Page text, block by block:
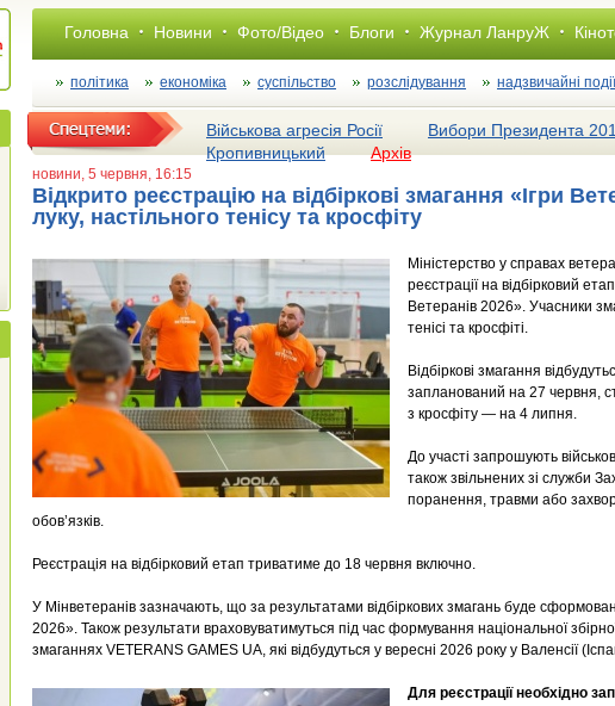
Головна Новини Фото/Відео Блоги Журнал ЛанруЖ
політика економіка суспільство розслiдування надзвичайні події
Військова агресія Росії Вибори Президента
Кропивницький
Архів
новини, 5 червня, 16:15
Відкрито реєстрацію на відбіркові змагання «Ігри
луку, настільного тенісу та кросфіту
Міністерство у справах
реєстрації на відбірковий
Ветеранів 2026». Учасники
тенісі та кросфіті.
Відбіркові змагання
запланований на 27 червня,
з кросфіту — на 4 липня.
До участі запрошують
також звільнених зі служби
поранення, травми або
обов’язків.
Реєстрація на відбірковий етап триватиме до 18 червня включно.
У Мінветеранів зазначають, що за результатами відбіркових змагань буде
2026». Також результати враховуватимуться під час формування національної
змаганнях VETERANS GAMES UA, які відбудуться у вересні 2026 року у Валенсії
Для реєстрації необхідно